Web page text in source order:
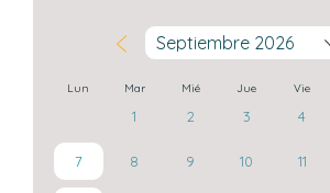
Septiembre 2026
Lun Mar Mié Jue Vie
1 2 3 4
7 8 9 10 11